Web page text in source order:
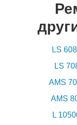
LS
LS
AMS
AMS
L